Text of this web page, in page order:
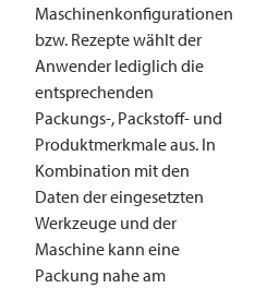
Maschinenkonfigurationen
bzw. Rezepte wählt der
Anwender lediglich die
entsprechenden
Packungs-, Packstoff- und
Produktmerkmale aus. In
Kombination mit den
Daten der eingesetzten
Werkzeuge und der
Maschine kann eine
Packung nahe am